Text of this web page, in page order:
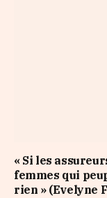
« Si les
femmes qui
rien » (Evelyne